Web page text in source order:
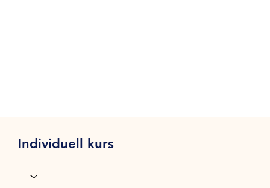
Individuell kurs